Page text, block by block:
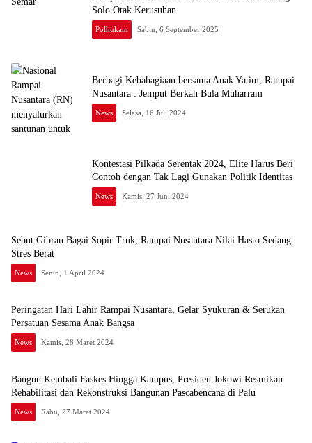
Solo Otak Kerusuhan
Polhukam Sabtu, 6 September 2025
Berbagi Kebahagiaan bersama Anak Yatim, Rampai
Nusantara : Jemput Berkah Bula Muharram
News Selasa, 16 Juli 2024
Kontestasi Pilkada Serentak 2024, Elite Harus Beri
Contoh dengan Tak Lagi Gunakan Politik Identitas
News Kamis, 27 Juni 2024
Sebut Gibran Bagai Sopir Truk, Rampai Nusantara Nilai Hasto Sedang
Stres Berat
News Senin, 1 April 2024
Peringatan Hari Lahir Rampai Nusantara, Gelar Syukuran & Serukan
Persatuan Sesama Anak Bangsa
News Kamis, 28 Maret 2024
Bangun Kembali Faskes Hingga Kampus, Presiden Jokowi Resmikan
Rehabilitasi dan Rekonstruksi Bangunan Pascabencana di Palu
News Rabu, 27 Maret 2024